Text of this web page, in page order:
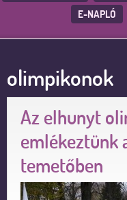
E-NAPLÓ
olimpikonok
Az elhunyt
emlékeztünk
temetőben